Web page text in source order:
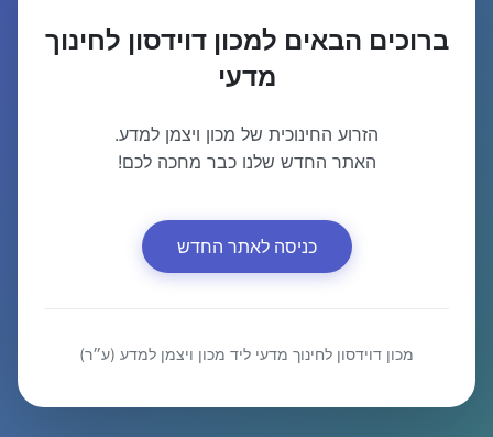
ברוכים הבאים למכון דוידסון לחינוך
מדעי
הזרוע החינוכית של מכון ויצמן למדע.
האתר החדש שלנו כבר מחכה לכם!
כניסה לאתר החדש
מכון דוידסון לחינוך מדעי ליד מכון ויצמן למדע (ע״ר)